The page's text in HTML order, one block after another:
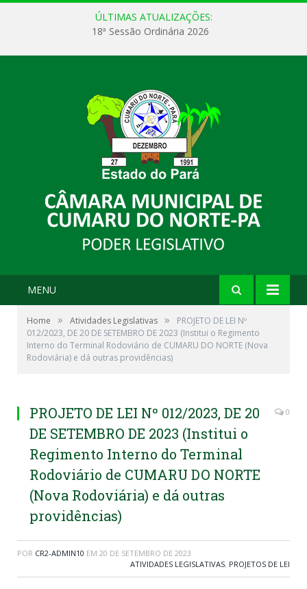
ÚLTIMAS ATUALIZAÇÕES:
18ª Sessão Ordinária 2026
MENU
Home » Atividades Legislativas »
PROJETO DE LEI Nº
012/2023, DE 20 DE SETEMBRO DE 2023 (Institui o Regimento
Interno do Terminal Rodoviário de CUMARU DO NORTE (Nova
Rodoviária) e dá outras providências)
PROJETO DE LEI Nº 012/2023, DE 20
DE SETEMBRO DE 2023 (Institui o
Regimento Interno do Terminal
Rodoviário de CUMARU DO NORTE
(Nova Rodoviária) e dá outras
providências)
0
POR CR2-ADMIN10 EM 20 DE SETEMBRO DE 2023
ATIVIDADES LEGISLATIVAS, PROJETOS DE LEI